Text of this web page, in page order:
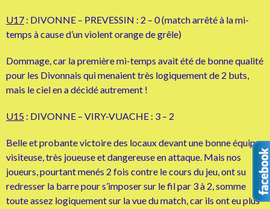
U17 : DIVONNE – PREVESSIN : 2 – 0 (match arrêté à la mi-
temps à cause d’un violent orange de grêle)
Dommage, car la première mi-temps avait été de bonne qualité
pour les Divonnais qui menaient très logiquement de 2 buts,
mais le ciel en a décidé autrement !
U15 : DIVONNE – VIRY-VUACHE : 3 – 2
Belle et probante victoire des locaux devant une bonne équipe
visiteuse, très joueuse et dangereuse en attaque. Mais nos
joueurs, pourtant menés 2 fois contre le cours du jeu, ont su
redresser la barre pour s’imposer sur le fil par 3 à 2, somme
toute assez logiquement sur la vue du match, car ils ont eu plus